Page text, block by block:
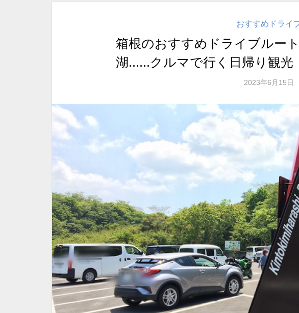
おすすめドライ
箱根のおすすめドライブルー
湖......クルマで行く日帰り観光
2023年6月15日